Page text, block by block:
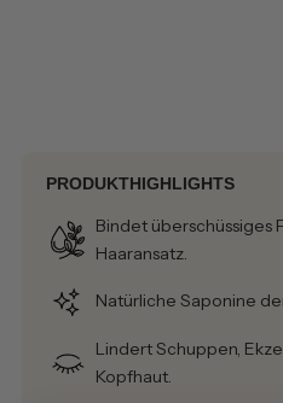
PRODUKTHIGHLIGHTS
Bindet überschüssiges
Haaransatz.
Natürliche Saponine
Lindert Schuppen,
Kopfhaut.